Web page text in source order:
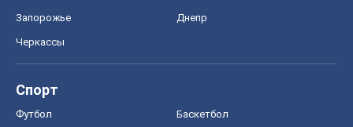
Запорожье Днепр
Черкассы
Спорт
Футбол Баскетбол